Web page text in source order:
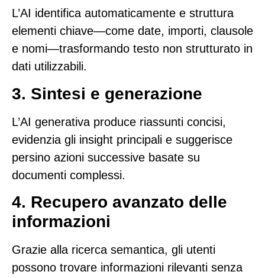
L’AI identifica automaticamente e struttura
elementi chiave—come date, importi, clausole
e nomi—trasformando testo non strutturato in
dati utilizzabili.
3. Sintesi e generazione
L’AI generativa produce riassunti concisi,
evidenzia gli insight principali e suggerisce
persino azioni successive basate su
documenti complessi.
4. Recupero avanzato delle
informazioni
Grazie alla ricerca semantica, gli utenti
possono trovare informazioni rilevanti senza